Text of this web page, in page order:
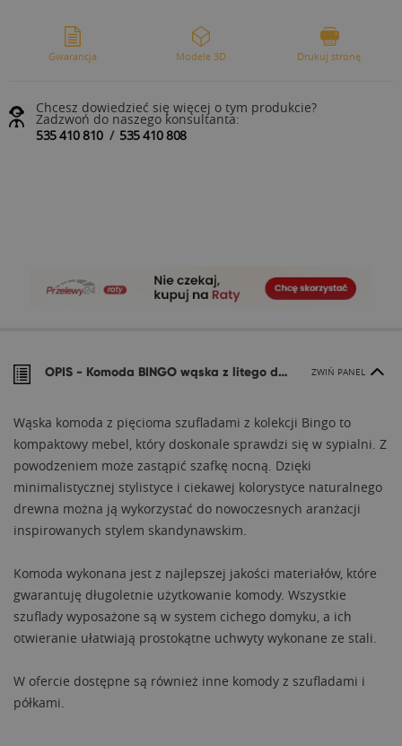
Gwarancja Modele 3D Drukuj stronę
Chcesz dowiedzieć się więcej o tym produkcie?
Zadzwoń do naszego konsultanta:
535 410 810/ 535 410 808
OPIS - Komoda BINGO wąska z litego drewna ZWIŃ PANEL
Wąska komoda z pięcioma szufladami z kolekcji Bingo to
kompaktowy mebel, który doskonale sprawdzi się w sypialni. Z
powodzeniem może zastąpić szafkę nocną. Dzięki
minimalistycznej stylistyce i ciekawej kolorystyce naturalnego
drewna można ją wykorzystać do nowoczesnych aranżacji
inspirowanych stylem skandynawskim.
Komoda wykonana jest z najlepszej jakości materiałów, które
gwarantuję długoletnie użytkowanie komody. Wszystkie
szuflady wyposażone są w system cichego domyku, a ich
otwieranie ułatwiają prostokątne uchwyty wykonane ze stali.
W ofercie dostępne są również inne komody z szufladami i
półkami.